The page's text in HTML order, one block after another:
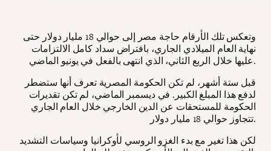
وتعكس تلك الأرقام حاجة مصر إلى حوالي 18 مليار دولار حتى
نهاية العام الميلادي الجاري، بافتراض سداد كامل الالتزامات
عليها خلال الربع الثاني، الذي انتهى بالفعل في يونيو الماضي.
قبل ستة أشهر، لم تكن الحكومة المصرية تعرف أنها ستضطر
لدفع هذا المبلغ الكبير. في ديسمبر الماضي، لم تكن تقديرات
الحكومة للمستحقات عن الدين الخارجي خلال العام الجاري
تتجاوز حوالي 18 مليار دولار.
لكن هذا تغير مع بدء الغزو الروسي لأوكرانيا وسياسات التشديد